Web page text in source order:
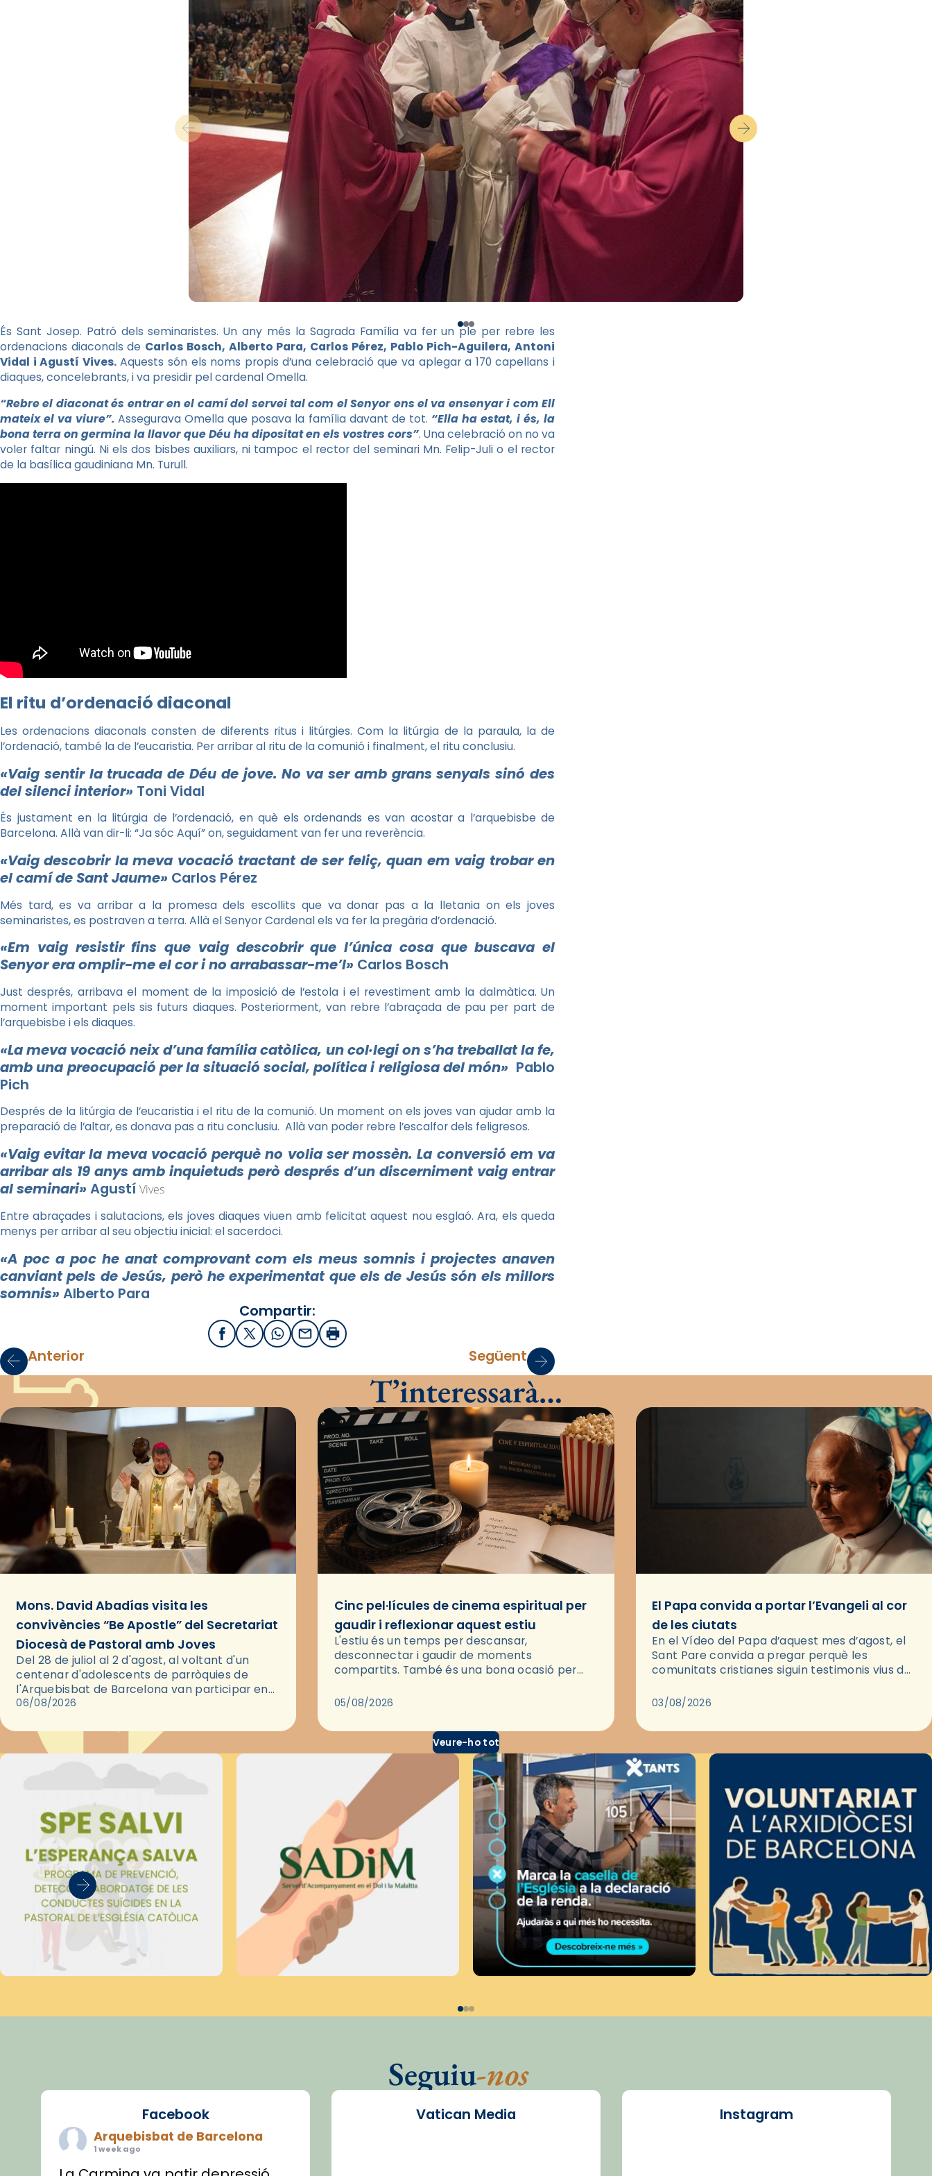
És Sant Josep. Patró dels seminaristes. Un any més la Sagrada Família va fer un ple per rebre les
ordenacions diaconals de Carlos Bosch, Alberto Para, Carlos Pérez, Pablo Pich-Aguilera, Antoni
Vidal i Agustí Vives.Aquests són els noms propis d’una celebració que va aplegar a 170 capellans i
diaques, concelebrants, i va presidir pel cardenal Omella.
“Rebre el diaconat és entrar en el camí del servei tal com el Senyor ens el va ensenyar i com Ell
mateix el va viure”. Assegurava Omella que posava la família davant de tot. “Ella ha estat, i és, la
bona terra on germina la llavor que Déu ha dipositat en els vostres cors”. Una celebració on no va
voler faltar ningú. Ni els dos bisbes auxiliars, ni tampoc el rector del seminari Mn. Felip-Juli o el rector
de la basílica gaudiniana Mn. Turull.
El ritu d’ordenació diaconal
Les ordenacions diaconals consten de diferents ritus i litúrgies. Com la litúrgia de la paraula, la de
l’ordenació, també la de l’eucaristia. Per arribar al ritu de la comunió i finalment, el ritu conclusiu.
«Vaig sentir la trucada de Déu de jove. No va ser amb grans senyals sinó des
del silenci interior» Toni Vidal
És justament en la litúrgia de l’ordenació, en què els ordenands es van acostar a l’arquebisbe de
Barcelona. Allà van dir-li: “Ja sóc Aquí” on, seguidament van fer una reverència.
«Vaig descobrir la meva vocació tractant de ser feliç, quan em vaig trobar en
el camí de Sant Jaume» Carlos Pérez
Més tard, es va arribar a la promesa dels escollits que va donar pas a la lletania on els joves
seminaristes, es postraven a terra. Allà el Senyor Cardenal els va fer la pregària d’ordenació.
«Em vaig resistir fins que vaig descobrir que l’única cosa que buscava el
Senyor era omplir-me el cor i no arrabassar-me’l» Carlos Bosch
Just després, arribava el moment de la imposició de l’estola i el revestiment amb la dalmàtica. Un
moment important pels sis futurs diaques. Posteriorment, van rebre l’abraçada de pau per part de
l’arquebisbe i els diaques.
«La meva vocació neix d’una família catòlica, un col·legi on s’ha treballat la fe,
amb una preocupació per la situació social, política i religiosa del món» Pablo
Pich
Després de la litúrgia de l’eucaristia i el ritu de la comunió. Un moment on els joves van ajudar amb la
preparació de l’altar, es donava pas a ritu conclusiu. Allà van poder rebre l’escalfor dels feligresos.
«Vaig evitar la meva vocació perquè no volia ser mossèn. La conversió em va
arribar als 19 anys amb inquietuds però després d’un discerniment vaig entrar
al seminari» Agustí Vives
Entre abraçades i salutacions, els joves diaques viuen amb felicitat aquest nou esglaó. Ara, els queda
menys per arribar al seu objectiu inicial: el sacerdoci.
«A poc a poc he anat comprovant com els meus somnis i projectes anaven
canviant pels de Jesús, però he experimentat que els de Jesús són els millors
somnis» Alberto Para
Compartir:
FacebookX / Twitter
WhatsApp
EmailImprimir
Anterior Següent
T’interessarà…
Mons. David Abadías visita les
convivències “Be Apostle” del Secretariat
Diocesà de Pastoral amb Joves
Del 28 de juliol al 2 d'agost, al voltant d'un
centenar d'adolescents de parròquies de
l'Arquebisbat de Barcelona van participar en
les convivències Be Apostle, organitzades pel
06/08/2026
Cinc pel·lícules de cinema espiritual per
gaudir i reflexionar aquest estiu
L'estiu és un temps per descansar,
desconnectar i gaudir de moments
compartits. També és una bona ocasió per
través del cinema, reflexionar sobre les…
05/08/2026
El Papa convida a portar l’Evangeli al cor
de les ciutats
En el Vídeo del Papa d’aquest mes d’agost, el
Sant Pare convida a pregar perquè les
comunitats cristianes siguin testimonis vius de
pregària, el…
03/08/2026
Veure-ho tot
Seguiu-nos
Facebook
Arquebisbat de Barcelona
1 week ago
Vatican Media Instagram